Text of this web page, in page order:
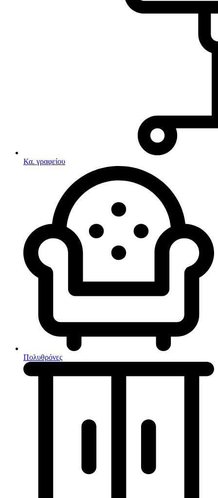
Λευκές συσκευές
Κουζίνες
Ηλεκτρικές κουζίνες
Σετ κουζίνες-φούρνοι
Φουρνάκια-Κουζινάκια
Κουζινομηχανές
Ηλεκτρικές σκούπες
Κα. γραφείου
Πολυθρόνες